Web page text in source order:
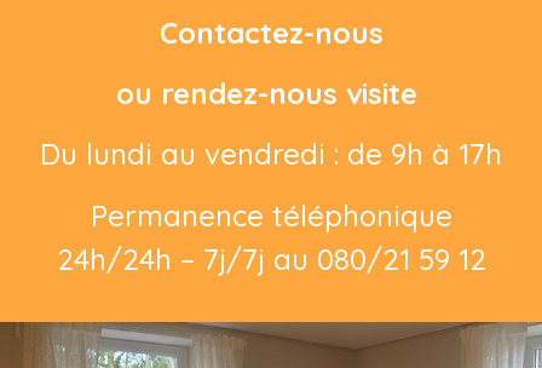
Contactez-nous
ou rendez-nous visite
Du lundi au vendredi : de 9h à 17h
Permanence téléphonique
24h/24h – 7j/7j au 080/21 59 12